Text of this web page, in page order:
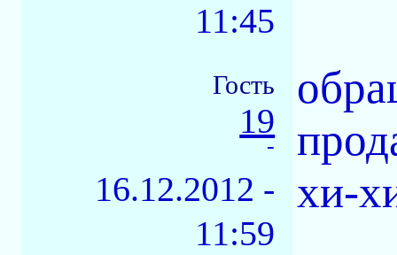
11:45
Гость
19
-
16.12.2012 -
11:59
хи-